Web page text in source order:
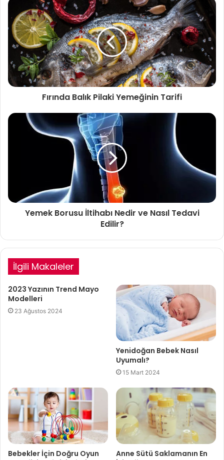
Fırında Balık Pilaki Yemeğinin Tarifi
Yemek Borusu İltihabı Nedir ve Nasıl Tedavi
Edilir?
İlgili Makaleler
2023 Yazının Trend Mayo
Modelleri
23 Ağustos 2024
Yenidoğan Bebek Nasıl
Uyumalı?
15 Mart 2024
Bebekler İçin Doğru Oyun
Anne Sütü Saklamanın En